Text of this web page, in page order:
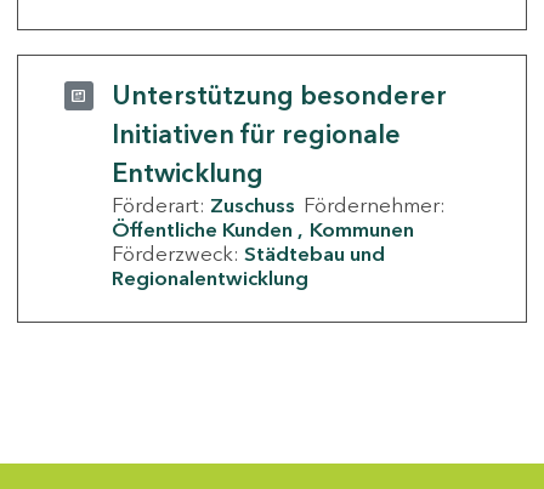
Unterstützung besonderer
Initiativen für regionale
Entwicklung
Förderart: Zuschuss Fördernehmer:
Öffentliche Kunden
Kommunen
Förderzweck: Städtebau und
Regionalentwicklung